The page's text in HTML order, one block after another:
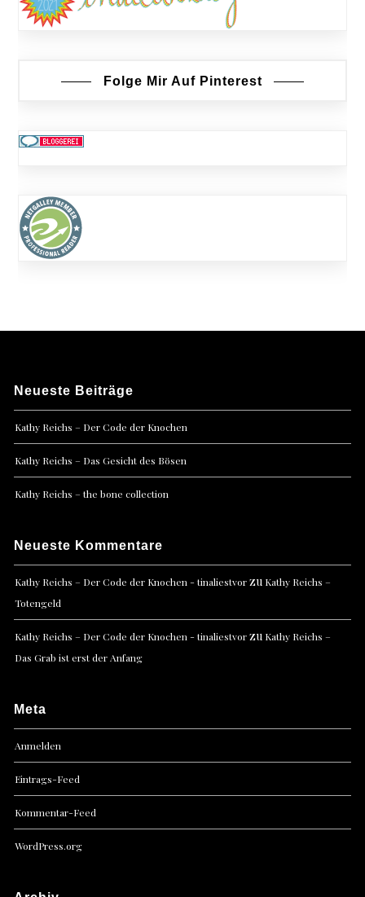
Folge Mir Auf Pinterest
Neueste Beiträge
Kathy Reichs – Der Code der Knochen
Kathy Reichs – Das Gesicht des Bösen
Kathy Reichs – the bone collection
Neueste Kommentare
Kathy Reichs – Der Code der Knochen - tinaliestvorzu Kathy Reichs –
Totengeld
Kathy Reichs – Der Code der Knochen - tinaliestvorzu Kathy Reichs –
Das Grab ist erst der Anfang
Meta
Anmelden
Eintrags-Feed
Kommentar-Feed
WordPress.org